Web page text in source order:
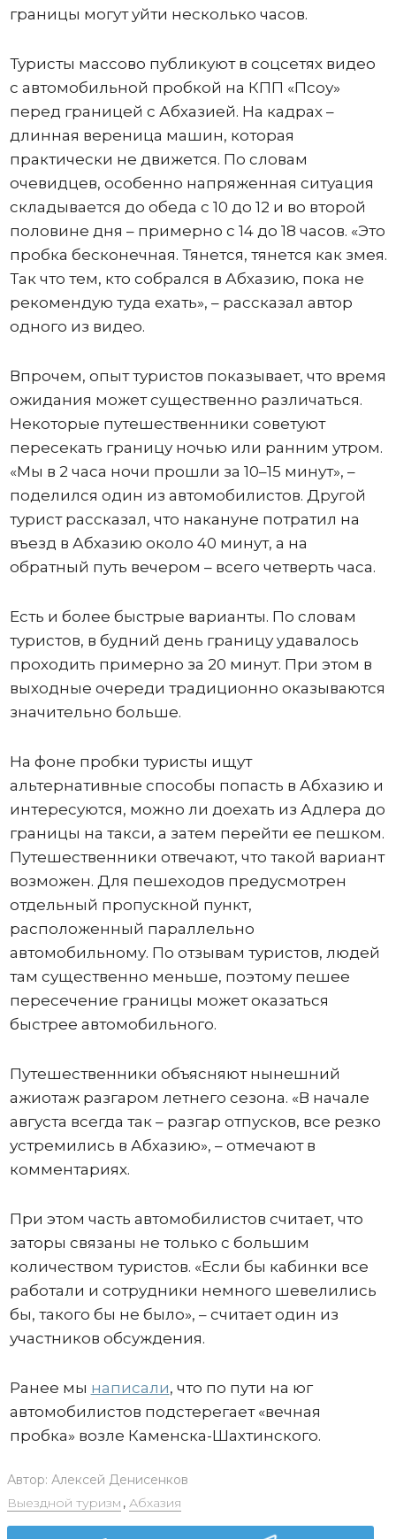
границы могут уйти несколько часов.
Туристы массово публикуют в соцсетях видео
с автомобильной пробкой на КПП «Псоу»
перед границей с Абхазией. На кадрах –
длинная вереница машин, которая
практически не движется. По словам
очевидцев, особенно напряженная ситуация
складывается до обеда с 10 до 12 и во второй
половине дня – примерно с 14 до 18 часов. «Это
пробка бесконечная. Тянется, тянется как змея.
Так что тем, кто собрался в Абхазию, пока не
рекомендую туда ехать», – рассказал автор
одного из видео.
Впрочем, опыт туристов показывает, что время
ожидания может существенно различаться.
Некоторые путешественники советуют
пересекать границу ночью или ранним утром.
«Мы в 2 часа ночи прошли за 10–15 минут», –
поделился один из автомобилистов. Другой
турист рассказал, что накануне потратил на
въезд в Абхазию около 40 минут, а на
обратный путь вечером – всего четверть часа.
Есть и более быстрые варианты. По словам
туристов, в будний день границу удавалось
проходить примерно за 20 минут. При этом в
выходные очереди традиционно оказываются
значительно больше.
На фоне пробки туристы ищут
альтернативные способы попасть в Абхазию и
интересуются, можно ли доехать из Адлера до
границы на такси, а затем перейти ее пешком.
Путешественники отвечают, что такой вариант
возможен. Для пешеходов предусмотрен
отдельный пропускной пункт,
расположенный параллельно
автомобильному. По отзывам туристов, людей
там существенно меньше, поэтому пешее
пересечение границы может оказаться
быстрее автомобильного.
Путешественники объясняют нынешний
ажиотаж разгаром летнего сезона. «В начале
августа всегда так – разгар отпусков, все резко
устремились в Абхазию», – отмечают в
комментариях.
При этом часть автомобилистов считает, что
заторы связаны не только с большим
количеством туристов. «Если бы кабинки все
работали и сотрудники немного шевелились
бы, такого бы не было», – считает один из
участников обсуждения.
Ранее мы написали, что по пути на юг
автомобилистов подстерегает «вечная
пробка» возле Каменска-Шахтинского.
Автор: Алексей Денисенков
Выездной туризм , Абхазия